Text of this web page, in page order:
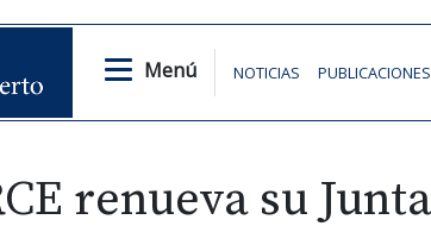
Menú NOTICIAS PUBLICACIONES
renueva su